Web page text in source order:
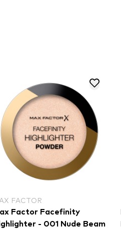
FACTOR
Factor Facefinity
- 001 Nude Beam